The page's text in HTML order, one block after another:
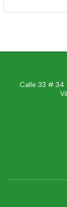
Calle 33 # 34